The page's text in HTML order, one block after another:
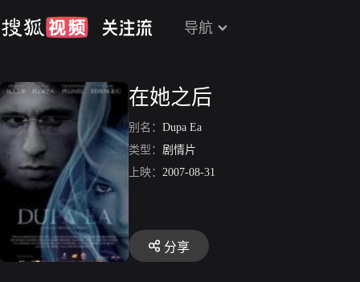
导航
在她之后
别名： Dupa Ea
类型： 剧情片
上映： 2007-08-31
分享